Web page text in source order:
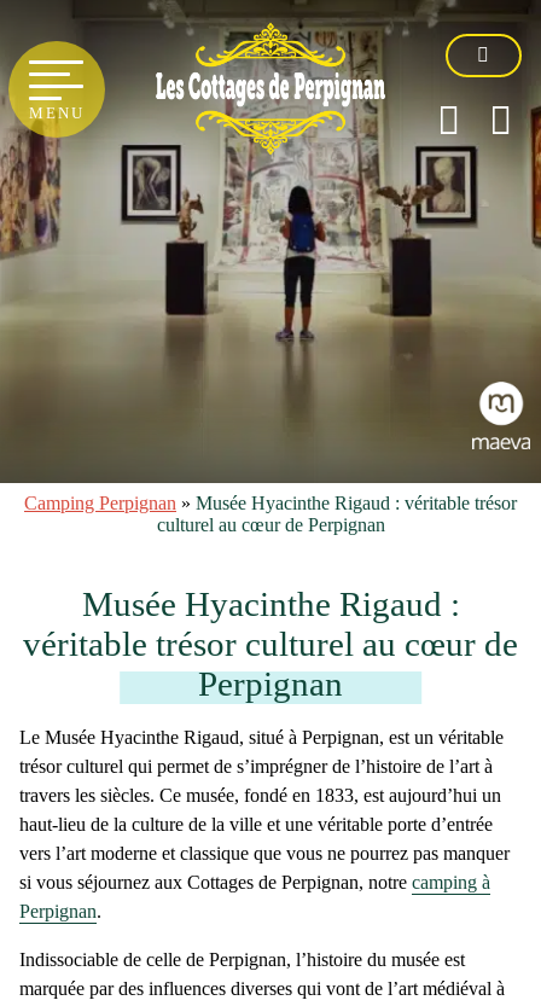
MENU
Camping Perpignan » Musée Hyacinthe Rigaud : véritable trésor
culturel au cœur de Perpignan
Musée Hyacinthe Rigaud :
véritable trésor culturel au cœur de
Perpignan
Le Musée Hyacinthe Rigaud, situé à Perpignan, est un véritable
trésor culturel qui permet de s’imprégner de l’histoire de l’art à
travers les siècles. Ce musée, fondé en 1833, est aujourd’hui un
haut-lieu de la culture de la ville et une véritable porte d’entrée
vers l’art moderne et classique que vous ne pourrez pas manquer
si vous séjournez aux Cottages de Perpignan, notre camping à
Perpignan.
Indissociable de celle de Perpignan, l’histoire du musée est
marquée par des influences diverses qui vont de l’art médiéval à